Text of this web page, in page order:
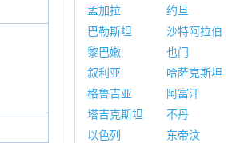
孟加拉
约旦
巴勒斯坦
沙特阿拉伯
黎巴嫩
也门
叙利亚
哈萨克斯坦
格鲁吉亚
阿富汗
塔吉克斯坦
不丹
以色列
东帝汶